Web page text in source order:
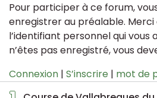
Pour participer à ce forum,
enregistrer au préalable. Merci
l’identifiant personnel qui vous
n’êtes pas enregistré, vous
Connexion | S’inscrire | mot de